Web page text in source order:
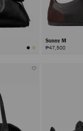
Sunny M
₱47,500